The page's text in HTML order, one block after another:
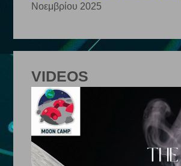
Νοεμβρίου 2025
VIDEOS
Πρόγραμμα
Αναπαραγωγής
Βίντεο